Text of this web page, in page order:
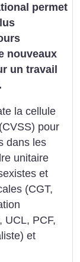
permet
nouveaux
un travail
la cellule
pour
dans les
unitaire
et
(CGT,
UCL, PCF,
et